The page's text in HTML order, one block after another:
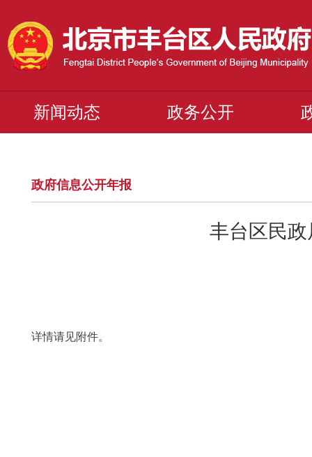
新闻动态 政务公开
政府信息公开年报
丰台区民
详情请见附件。